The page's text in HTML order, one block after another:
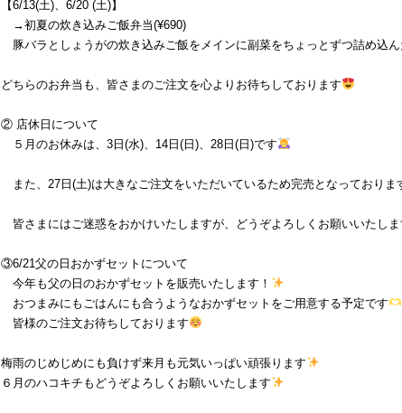
【6/13(土)、6/20 (土)】
→初夏の炊き込みご飯弁当(¥690)
豚バラとしょうがの炊き込みご飯をメインに副菜をちょっとずつ詰め込
どちらのお弁当も、皆さまのご注文を心よりお待ちしております
② 店休日について
５月のお休みは、3日(水)、14日(日)、28日(日)です
また、27日(土)は大きなご注文をいただいているため完売となっており
皆さまにはご迷惑をおかけいたしますが、どうぞよろしくお願いいたし
③6/21父の日おかずセットについて
今年も父の日のおかずセットを販売いたします！
おつまみにもごはんにも合うようなおかずセットをご用意する予定です
皆様のご注文お待ちしております
梅雨のじめじめにも負けず来月も元気いっぱい頑張ります
６月のハコキチもどうぞよろしくお願いいたします